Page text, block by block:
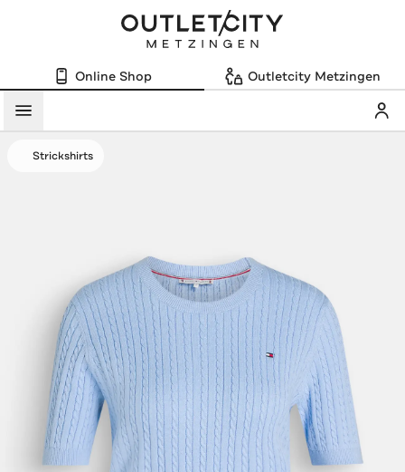
Online Shop Outletcity Metzingen
Menü
Strickshirts